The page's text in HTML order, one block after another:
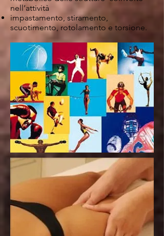
nell’attività
impastamento, stiramento,
scuotimento, rotolamento e torsione.